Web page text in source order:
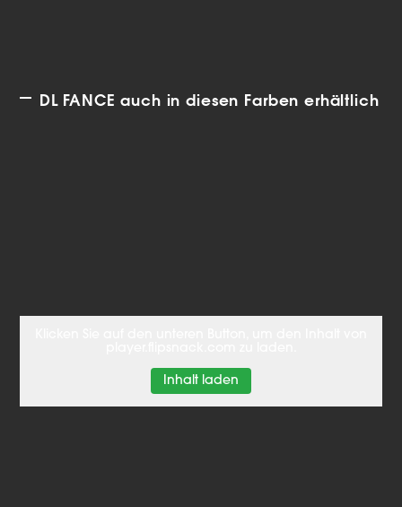
DL FANCE auch in diesen Farben erhältlich
Inhalt laden